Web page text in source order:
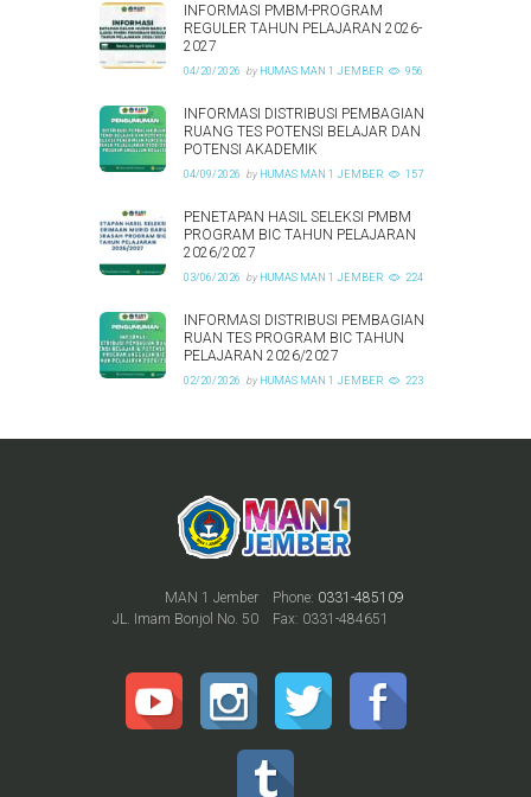
INFORMASI PMBM-PROGRAM
REGULER TAHUN PELAJARAN 2026-
2027
04/20/2026 by HUMAS MAN 1 JEMBER 956
INFORMASI DISTRIBUSI PEMBAGIAN
RUANG TES POTENSI BELAJAR DAN
POTENSI AKADEMIK
04/09/2026 by HUMAS MAN 1 JEMBER 157
PENETAPAN HASIL SELEKSI PMBM
PROGRAM BIC TAHUN PELAJARAN
2026/2027
03/06/2026 by HUMAS MAN 1 JEMBER 224
INFORMASI DISTRIBUSI PEMBAGIAN
RUAN TES PROGRAM BIC TAHUN
PELAJARAN 2026/2027
02/20/2026 by HUMAS MAN 1 JEMBER 223
Phone: 0331-485109
Fax: 0331-484651
MAN 1 Jember
JL. Imam Bonjol No. 50